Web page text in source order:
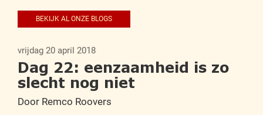
BEKIJK AL ONZE BLOGS
vrijdag 20 april 2018
Dag 22: eenzaamheid is zo
slecht nog niet
Door Remco Roovers